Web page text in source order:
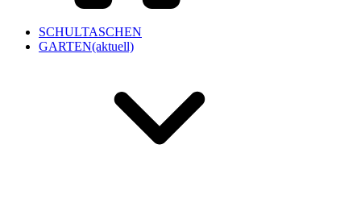
SCHULTASCHEN
GARTEN(aktuell)